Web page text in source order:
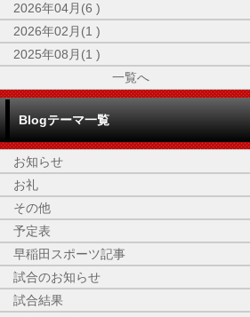
2026年04月(6 )
2026年02月(1 )
2025年08月(1 )
一覧へ
Blogテーマ一覧
お知らせ
お礼
その他
予定表
早稲田スポーツ記事
試合のお知らせ
試合結果